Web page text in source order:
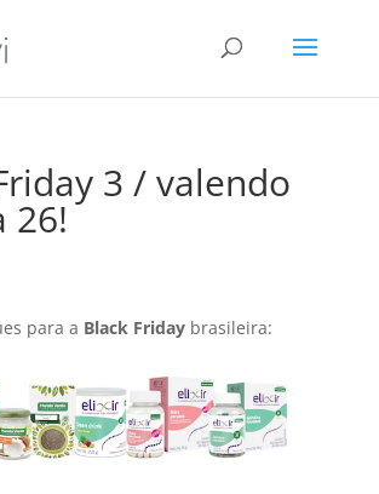
3 / valendo
26!
para a Black Fridaybrasileira: